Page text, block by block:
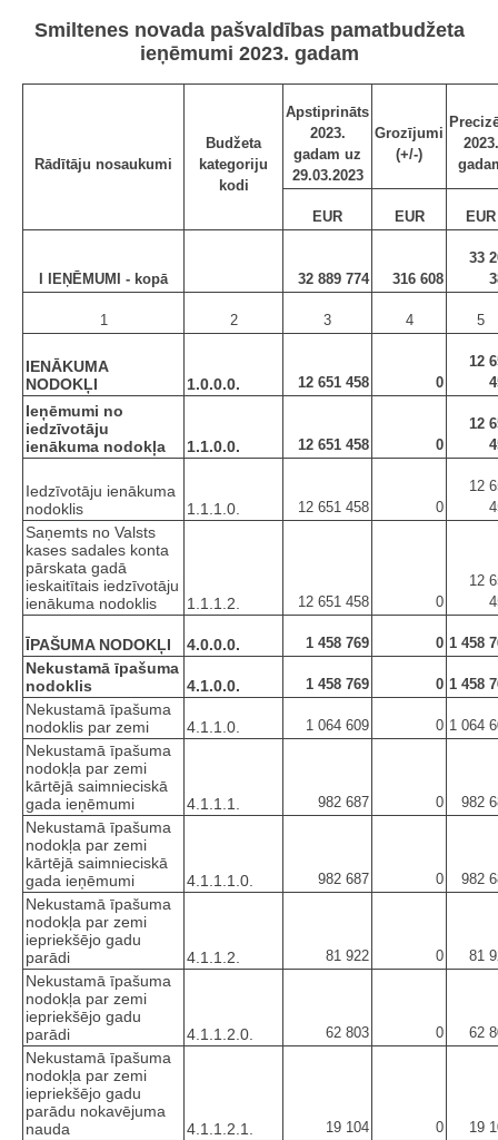
Smiltenes novada pašvaldības pamatbudžeta
ieņēmumi 2023. gadam
Rādītāju nosaukumi
Budžeta
kategoriju
kodi
Apstiprināts
2023.
gadam uz
29.03.2023
Grozījumi
(+/-)
2023.
EUR EUR EUR
I IEŅĒMUMI - kopā 32 889 774 316 608
33
1 2 3 4 5
IENĀKUMA
NODOKĻI
1.0.0.0. 12 651 458 0
12
Ieņēmumi no
iedzīvotāju
ienākuma nodokļa
1.1.0.0. 12 651 458 0
12
Iedzīvotāju ienākuma
nodoklis
1.1.1.0. 12 651 458 0
12
Saņemts no Valsts
kases sadales konta
pārskata gadā
ieskaitītais iedzīvotāju
ienākuma nodoklis
1.1.1.2. 12 651 458 0
12
ĪPAŠUMA NODOKĻI 4.0.0.0. 1 458 769 0 1 458
Nekustamā īpašuma
nodoklis
4.1.0.0. 1 458 769 0 1 458
Nekustamā īpašuma
nodoklis par zemi
4.1.1.0. 1 064 609 0 1 064
Nekustamā īpašuma
nodokļa par zemi
kārtējā saimnieciskā
gada ieņēmumi
4.1.1.1. 982 687 0 982
Nekustamā īpašuma
nodokļa par zemi
kārtējā saimnieciskā
gada ieņēmumi
4.1.1.1.0. 982 687 0 982
Nekustamā īpašuma
nodokļa par zemi
iepriekšējo gadu
parādi
4.1.1.2. 81 922 0 81
Nekustamā īpašuma
nodokļa par zemi
iepriekšējo gadu
parādi
4.1.1.2.0. 62 803 0 62
Nekustamā īpašuma
nodokļa par zemi
iepriekšējo gadu
parādu nokavējuma
nauda
4.1.1.2.1. 19 104 0 19